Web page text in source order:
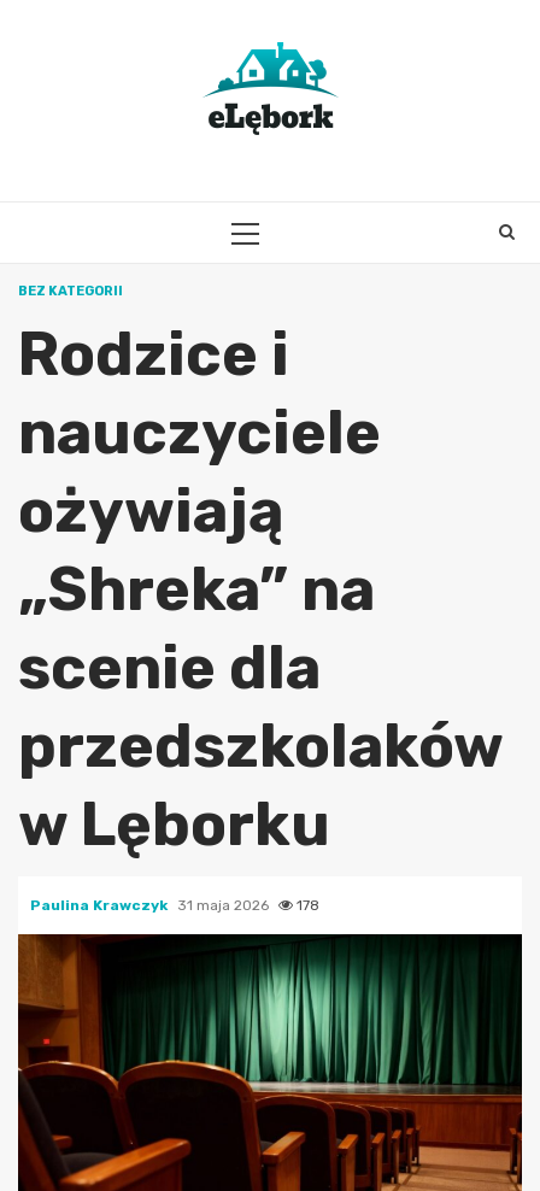
PRIMARY
BEZ KATEGORII
Rodzice i
nauczyciele
ożywiają
„Shreka” na
scenie dla
przedszkolaków
w Lęborku
Paulina Krawczyk 31 maja 2026 178